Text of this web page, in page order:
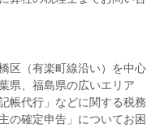
区（有楽町線沿い）を中心
県、福島県の広いエリア
帳代行」などに関する税務
の確定申告」についてお困